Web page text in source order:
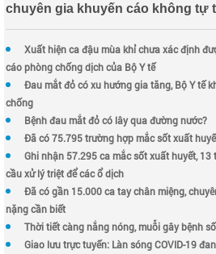
chuyên gia khuyến cáo không tự
Xuất hiện ca đậu mùa khỉ chưa xác định
cáo phòng chống dịch của Bộ Y tế
Đau mắt đỏ có xu hướng gia tăng, Bộ Y tế
chống
Bệnh đau mắt đỏ có lây qua đường nước?
Đã có 75.795 trường hợp mắc sốt xuất
Ghi nhận 57.295 ca mắc sốt xuất huyết, 13
cầu xử lý triệt để các ổ dịch
Đã có gần 15.000 ca tay chân miệng,
nặng cần biết
Thời tiết càng nắng nóng, muỗi gây bệnh
Giao lưu trực tuyến: Làn sóng COVID-19